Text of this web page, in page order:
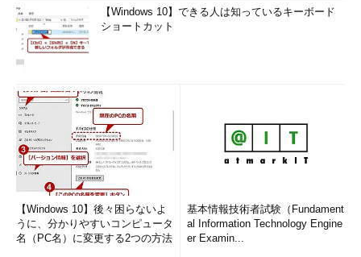
【Windows 10】できる人は知っているキーボード
ショートカット
【Windows 10】後々困らないよ
うに、分かりやすいコンピュータ
名（PC名）に変更する2つの方法
基本情報技術者試験（Fundament
al Information Technology Engine
er Examin...